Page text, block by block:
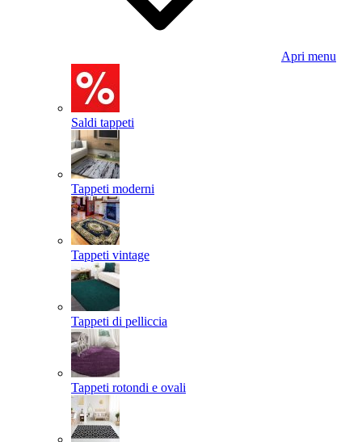
Apri menu
Saldi tappeti
Tappeti moderni
Tappeti vintage
Tappeti di pelliccia
Tappeti rotondi e ovali